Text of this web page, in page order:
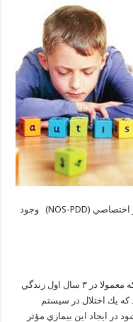
فروپاشنده دوران کودکي، اختلال نافذ رشدغير اختصاصي (NOS-PDD) وجود
اُتيسم اختلال رشد ذهني پيچيده اي مي باشد كه معمولا در ۳ سال اول زندگي
يك اختلال در سيستم
ايجاد اين بيماري مؤثر